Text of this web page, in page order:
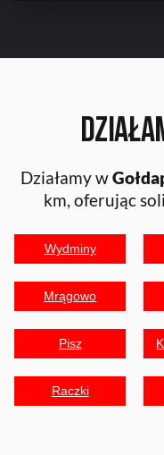
Działamy w
km, oferując
Wydminy
Mrągowo
Pisz
Raczki